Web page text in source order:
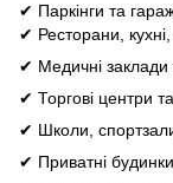
✔ Паркінги та
✔ Ресторани,
✔ Медичні заклади
✔ Торгові центри
✔ Школи,
✔ Приватні